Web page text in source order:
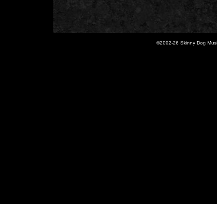
©2002-26 Skinny Dog